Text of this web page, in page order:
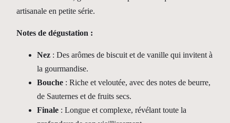
2
n
artisanale en petite série.
Notes de dégustation :
Nez : Des arômes de biscuit et de vanille qui invitent à
la gourmandise.
Bouche : Riche et veloutée, avec des notes de beurre,
de Sauternes et de fruits secs.
Finale : Longue et complexe, révélant toute la